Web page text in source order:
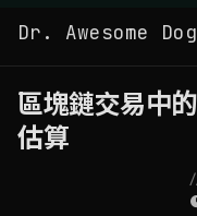
Dr. Awesome
區塊鏈交易中
估算